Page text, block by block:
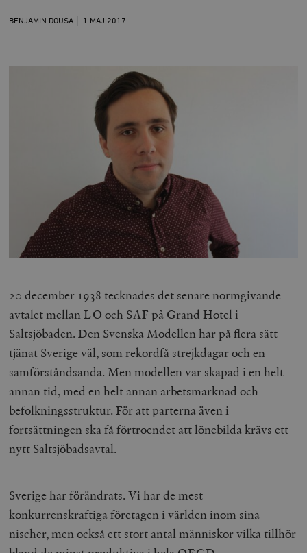
BENJAMIN DOUSA 1 MAJ 2017
20 december 1938 tecknades det senare normgivande
avtalet mellan LO och SAF på Grand Hotel i
Saltsjöbaden. Den Svenska Modellen har på flera sätt
tjänat Sverige väl, som rekordfå strejkdagar och en
samförståndsanda. Men modellen var skapad i en helt
annan tid, med en helt annan arbetsmarknad och
befolkningsstruktur. För att parterna även i
fortsättningen ska få förtroendet att lönebilda krävs ett
nytt Saltsjöbadsavtal.
Sverige har förändrats. Vi har de mest
konkurrenskraftiga företagen i världen inom sina
nischer, men också ett stort antal människor vilka tillhör